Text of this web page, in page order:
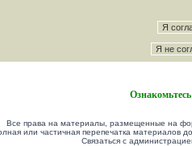
Все права на материалы, размещенные на
или частичная перепечатка материалов
Связаться с